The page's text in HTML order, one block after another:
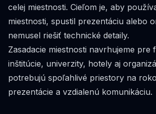
celej miestnosti. Cieľom je, aby
miestnosti, spustil prezentáciu alebo
nemusel riešiť technické detaily.
Zasadacie miestnosti navrhujeme pre
inštitúcie, univerzity, hotely aj
potrebujú spoľahlivé priestory na
prezentácie a vzdialenú komunikáciu.